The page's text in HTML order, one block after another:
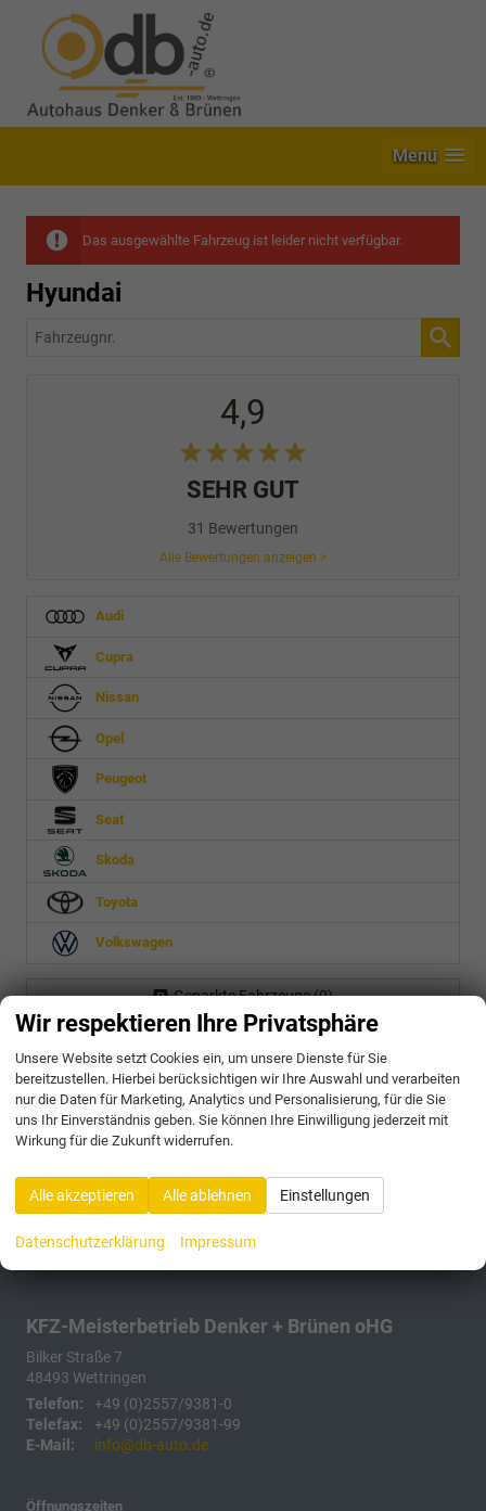
Menü
Das ausgewählte Fahrzeug ist leider nicht verfügbar.
Hyundai
Fahrzeugnr.
4,9
SEHR GUT
31 Bewertungen
Alle Bewertungen anzeigen >
Audi
Cupra
Nissan
Opel
Peugeot
Seat
Skoda
Toyota
Volkswagen
Geparkte Fahrzeuge (0)
175 Fahrzeuge
KFZ-Meisterbetrieb Denker + Brünen oHG
Bilker Straße 7
48493 Wettringen
Telefon:
+49 (0)2557/9381-0
Telefax:
+49 (0)2557/9381-99
E-Mail:
info@db-auto.de
Öffnungszeiten
Wir respektieren Ihre Privatsphäre
Unsere Website setzt Cookies ein, um unsere Dienste für Sie
bereitzustellen. Hierbei berücksichtigen wir Ihre Auswahl und verarbeiten
nur die Daten für Marketing, Analytics und Personalisierung, für die Sie
uns Ihr Einverständnis geben. Sie können Ihre Einwilligung jederzeit mit
Wirkung für die Zukunft widerrufen.
Alle akzeptieren Alle ablehnen Einstellungen
Datenschutzerklärung Impressum